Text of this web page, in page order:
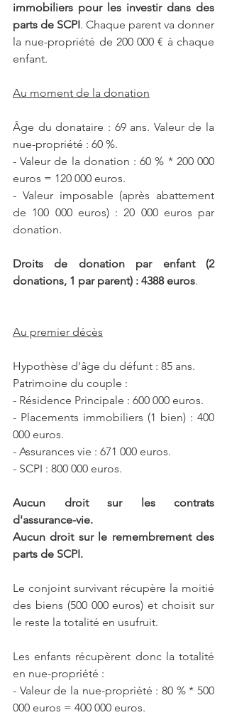
immobiliers pour les investir dans des
parts de SCPI. Chaque parent va donner
la nue-propriété de 200 000 € à chaque
enfant.
Au moment de la donation
Âge du donataire : 69 ans. Valeur de la
nue-propriété : 60 %.
- Valeur de la donation : 60 % * 200 000
euros = 120 000 euros.
- Valeur imposable (après abattement
de 100 000 euros) : 20 000 euros par
donation.
Droits de donation par enfant (2
donations, 1 par parent) : 4388 euros.
Au premier décès
Hypothèse d'âge du défunt : 85 ans.
Patrimoine du couple :
- Résidence Principale : 600 000 euros.
- Placements immobiliers (1 bien) : 400
000 euros.
- Assurances vie : 671 000 euros.
- SCPI : 800 000 euros.
Aucun droit sur les contrats
d'assurance-vie.
Aucun droit sur le remembrement des
parts de SCPI.
Le conjoint survivant récupère la moitié
des biens (500 000 euros) et choisit sur
le reste la totalité en usufruit.
Les enfants récupèrent donc la totalité
en nue-propriété :
- Valeur de la nue-propriété : 80 % * 500
000 euros = 400 000 euros.